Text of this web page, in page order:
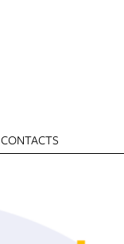
CONTACTS